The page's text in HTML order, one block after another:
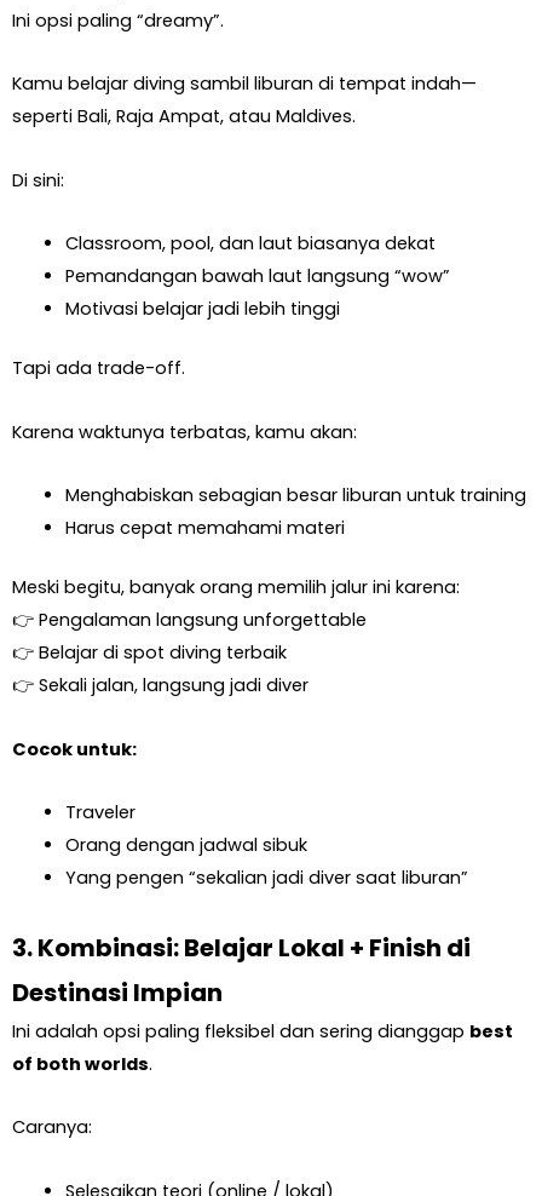
Ini opsi paling “dreamy”.
Kamu belajar diving sambil liburan di tempat indah—
seperti Bali, Raja Ampat, atau Maldives.
Di sini:
Classroom, pool, dan laut biasanya dekat
Pemandangan bawah laut langsung “wow”
Motivasi belajar jadi lebih tinggi
Tapi ada trade-off.
Karena waktunya terbatas, kamu akan:
Menghabiskan sebagian besar liburan untuk training
Harus cepat memahami materi
Meski begitu, banyak orang memilih jalur ini karena:
👉 Pengalaman langsung unforgettable
👉 Belajar di spot diving terbaik
👉 Sekali jalan, langsung jadi diver
Cocok untuk:
Traveler
Orang dengan jadwal sibuk
Yang pengen “sekalian jadi diver saat liburan”
3. Kombinasi: Belajar Lokal + Finish di
Destinasi Impian
Ini adalah opsi paling fleksibel dan sering dianggap best
of both worlds.
Caranya:
Selesaikan teori (online / lokal)